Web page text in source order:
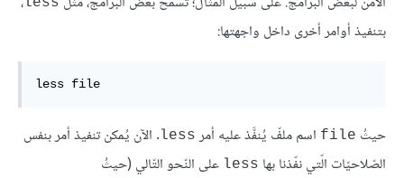
بتنفيذ أوامر أخرى داخل واجهتها:
less file
حيثُ file اسم ملفّ يُنفَّذ عليه أمر less. الآن يُمكن تنفيذ أمر بنفس
الصّلاحيّات الّتي نفّذنا بها less على النّحو التّالي (حيثُ